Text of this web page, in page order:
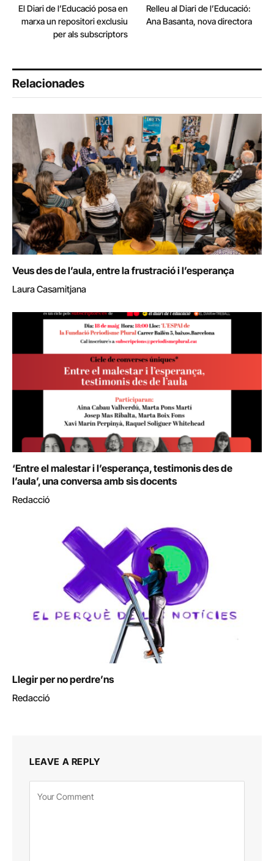
El Diari de l’Educació posa en
marxa un repositori exclusiu
per als subscriptors
Relleu al Diari de l’Educació:
Ana Basanta, nova directora
Relacionades
Veus des de l’aula, entre la frustració i l’esperança
Laura Casamitjana
‘Entre el malestar i l’esperança, testimonis des de
l’aula’, una conversa amb sis docents
Redacció
Llegir per no perdre’ns
Redacció
LEAVE A REPLY